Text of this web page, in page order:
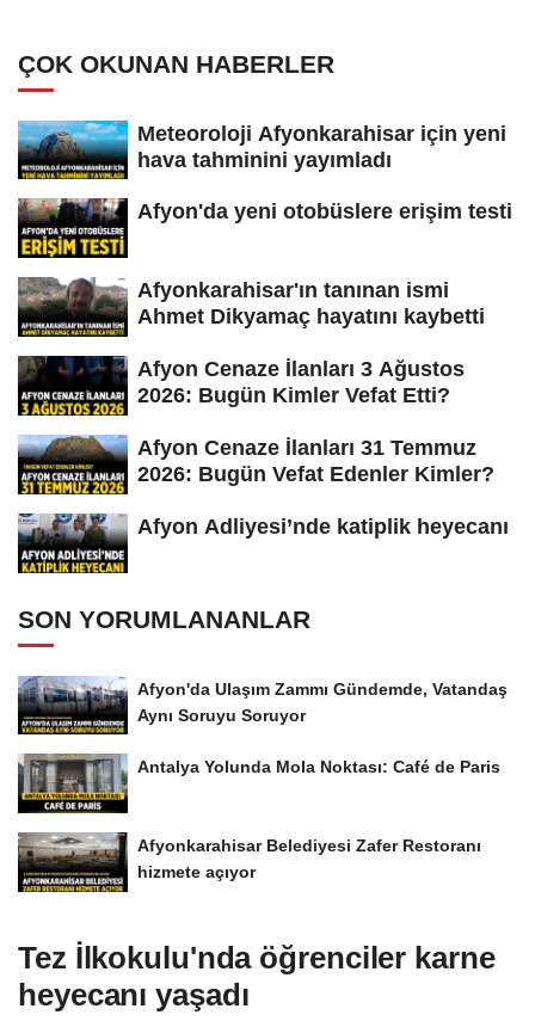
ÇOK OKUNAN HABERLER
Meteoroloji Afyonkarahisar için yeni
hava tahminini yayımladı
Afyon'da yeni otobüslere erişim testi
Afyonkarahisar'ın tanınan ismi
Ahmet Dikyamaç hayatını kaybetti
Afyon Cenaze İlanları 3 Ağustos
2026: Bugün Kimler Vefat Etti?
Afyon Cenaze İlanları 31 Temmuz
2026: Bugün Vefat Edenler Kimler?
Afyon Adliyesi’nde katiplik heyecanı
SON YORUMLANANLAR
Afyon'da Ulaşım Zammı Gündemde, Vatandaş
Aynı Soruyu Soruyor
Antalya Yolunda Mola Noktası: Café de Paris
Afyonkarahisar Belediyesi Zafer Restoranı
hizmete açıyor
Tez İlkokulu'nda öğrenciler karne
heyecanı yaşadı